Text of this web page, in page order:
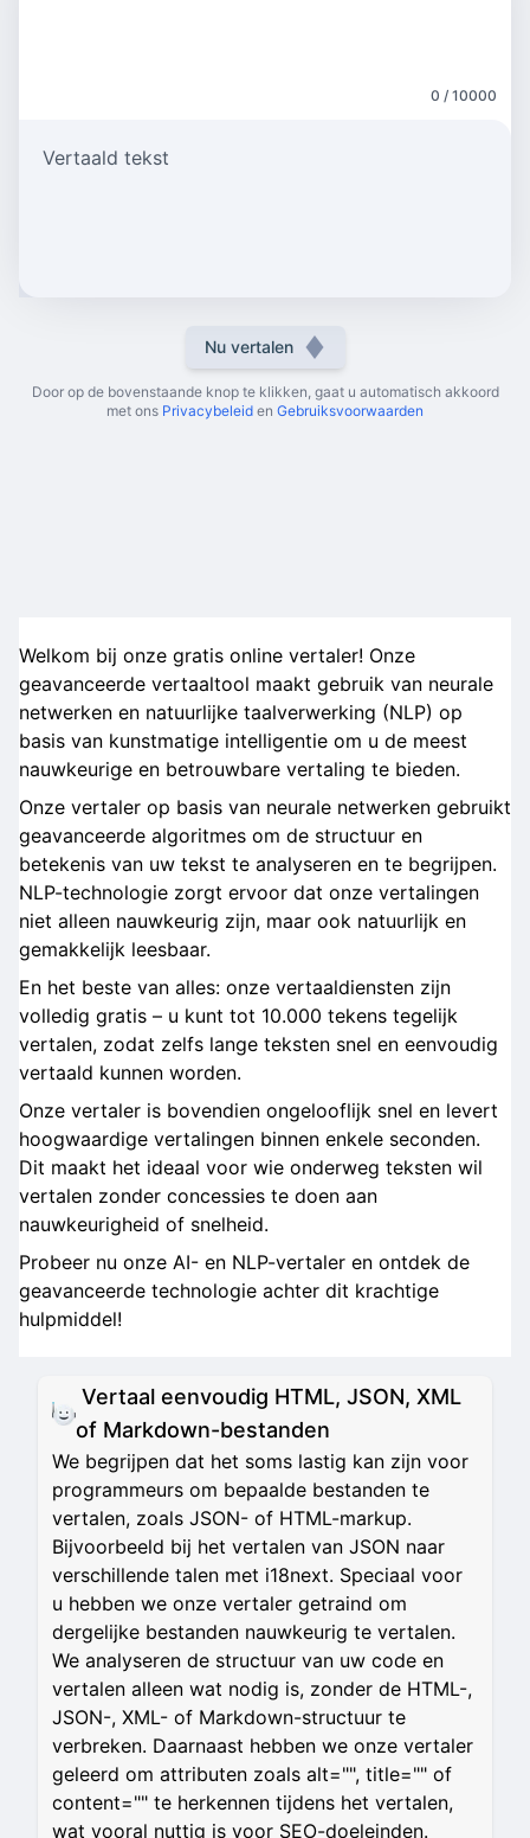
0 / 10000
Vertaald tekst
Nu vertalen
Door op de bovenstaande knop te klikken, gaat u automatisch akkoord
met ons Privacybeleid en Gebruiksvoorwaarden
Welkom bij onze gratis online vertaler! Onze
geavanceerde vertaaltool maakt gebruik van neurale
netwerken en natuurlijke taalverwerking (NLP) op
basis van kunstmatige intelligentie om u de meest
nauwkeurige en betrouwbare vertaling te bieden.
Onze vertaler op basis van neurale netwerken gebruikt
geavanceerde algoritmes om de structuur en
betekenis van uw tekst te analyseren en te begrijpen.
NLP-technologie zorgt ervoor dat onze vertalingen
niet alleen nauwkeurig zijn, maar ook natuurlijk en
gemakkelijk leesbaar.
En het beste van alles: onze vertaaldiensten zijn
volledig gratis – u kunt tot 10.000 tekens tegelijk
vertalen, zodat zelfs lange teksten snel en eenvoudig
vertaald kunnen worden.
Onze vertaler is bovendien ongelooflijk snel en levert
hoogwaardige vertalingen binnen enkele seconden.
Dit maakt het ideaal voor wie onderweg teksten wil
vertalen zonder concessies te doen aan
nauwkeurigheid of snelheid.
Probeer nu onze AI- en NLP-vertaler en ontdek de
geavanceerde technologie achter dit krachtige
hulpmiddel!
Vertaal eenvoudig HTML, JSON, XML
of Markdown-bestanden
We begrijpen dat het soms lastig kan zijn voor
programmeurs om bepaalde bestanden te
vertalen, zoals JSON- of HTML-markup.
Bijvoorbeeld bij het vertalen van JSON naar
verschillende talen met i18next. Speciaal voor
u hebben we onze vertaler getraind om
dergelijke bestanden nauwkeurig te vertalen.
We analyseren de structuur van uw code en
vertalen alleen wat nodig is, zonder de HTML-,
JSON-, XML- of Markdown-structuur te
verbreken. Daarnaast hebben we onze vertaler
geleerd om attributen zoals alt="", title="" of
content="" te herkennen tijdens het vertalen,
wat vooral nuttig is voor SEO-doeleinden.